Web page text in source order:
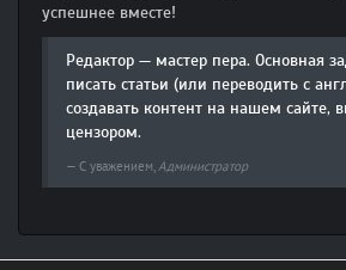
успешнее вместе!
Редактор — мастер пера. Основная
писать статьи (или переводить с
создавать контент на нашем сайте,
цензором.
С уважением, Администратор